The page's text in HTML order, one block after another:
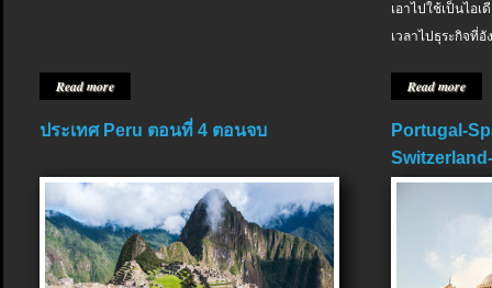
Read more
เอาไปใช้เป็นไอ
เวลาไปธุระกิจที่อั
Read more
ประเทศ Peru ตอนที่ 4 ตอนจบ
Portugal-